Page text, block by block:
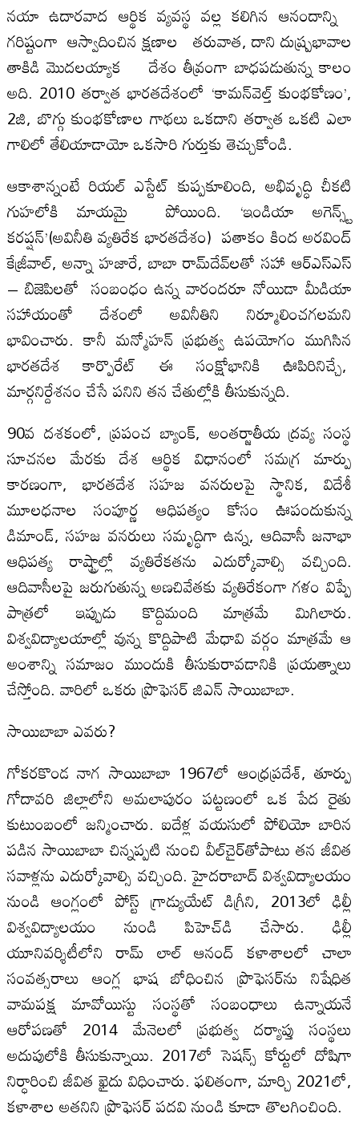
నయా ఉదారవాద ఆర్థిక వ్యవస్థ వల్ల కలిగిన ఆనందాన్ని
గరిష్టంగా ఆస్వాదించిన క్షణాల తరువాత, దాని దుష్ప్రభావాల
తాకిడి మొదలయ్యాక దేశం తీవ్రంగా బాధపడుతున్న కాలం
అది. 2010 తర్వాత భారతదేశంలో ‘కామన్‌వెల్త్ కుంభకోణం’,
2జి, బొగ్గు కుంభకోణాల గాథలు ఒకదాని తర్వాత ఒకటి ఎలా
గాలిలో తేలియాడాయో ఒకసారి గుర్తుకు తెచ్చుకోండి.
ఆకాశాన్నంటే రియల్ ఎస్టేట్ కుప్పకూలింది, అభివృద్ధి చీకటి
గుహలోకి మాయమై పోయింది. ‘ఇండియా అగెన్స్ట్
కరప్షన్’(అవినీతి వ్యతిరేక భారతదేశం) పతాకం కింద అరవింద్
కేజ్రీవాల్, అన్నా హజారే, బాబా రామ్‌దేవ్‌లతో సహా ఆర్ఎస్ఎస్
– బిజెపిలతో సంబంధం ఉన్న వారందరూ నోయిడా మీడియా
సహాయంతో దేశంలో అవినీతిని నిర్మూలించగలమని
భావించారు. కానీ మన్మోహన్ ప్రభుత్వ ఉపయోగం ముగిసిన
భారతదేశ కార్పొరేట్ ఈ సంక్షోభానికి ఊపిరినిచ్చే,
మార్గనిర్దేశనం చేసే పనిని తన చేతుల్లోకి తీసుకున్నది.
90వ దశకంలో, ప్రపంచ బ్యాంక్, అంతర్జాతీయ ద్రవ్య సంస్థ
సూచనల మేరకు దేశ ఆర్థిక విధానంలో సమగ్ర మార్పు
కారణంగా, భారతదేశ సహజ వనరులపై స్థానిక, విదేశీ
మూలధనాల సంపూర్ణ ఆధిపత్యం కోసం ఊపందుకున్న
డిమాండ్, సహజ వనరులు సమృద్ధిగా ఉన్న, ఆదివాసీ జనాభా
ఆధిపత్య రాష్ట్రాల్లో వ్యతిరేకతను ఎదుర్కోవాల్సి వచ్చింది.
ఆదివాసీలపై జరుగుతున్న అణచివేతకు వ్యతిరేకంగా గళం విప్పే
పాత్రలో ఇప్పుడు కొద్దిమంది మాత్రమే మిగిలారు.
విశ్వవిద్యాలయాల్లో వున్న కొద్దిపాటి మేధావి వర్గం మాత్రమే ఆ
అంశాన్ని సమాజం ముందుకి తీసుకురావడానికి ప్రయత్నాలు
చేస్తోంది. వారిలో ఒకరు ప్రొఫెసర్ జిఎన్ సాయిబాబా.
సాయిబాబా ఎవరు?
గోకరకొండ నాగ సాయిబాబా 1967లో ఆంధ్రప్రదేశ్‌, తూర్పు
గోదావరి జిల్లాలోని అమలాపురం పట్టణంలో ఒక పేద రైతు
కుటుంబంలో జన్మించారు. ఐదేళ్ల వయసులో పోలియో బారిన
పడిన సాయిబాబా చిన్నప్పటి నుంచి వీల్‌చైర్‌తోపాటు తన జీవిత
సవాళ్లను ఎదుర్కోవాల్సి వచ్చింది. హైదరాబాద్ విశ్వవిద్యాలయం
నుండి ఆంగ్లంలో పోస్ట్ గ్రాడ్యుయేట్ డిగ్రీని, 2013లో ఢిల్లీ
విశ్వవిద్యాలయం నుండి పిహెచ్‌డి చేసారు. ఢిల్లీ
యూనివర్శిటీలోని రామ్ లాల్ ఆనంద్ కళాశాలలో చాలా
సంవత్సరాలు ఆంగ్ల భాష బోధించిన ప్రొఫెసర్‌ను నిషేధిత
వామపక్ష మావోయిస్టు సంస్థతో సంబంధాలు ఉన్నాయనే
ఆరోపణతో 2014 మేనెలలో ప్రభుత్వ దర్యాప్తు సంస్థలు
అదుపులోకి తీసుకున్నాయి. 2017లో సెషన్స్ కోర్టులో దోషిగా
నిర్ధారించి జీవిత ఖైదు విధించారు. ఫలితంగా, మార్చి 2021లో,
కళాశాల అతనిని ప్రొఫెసర్ పదవి నుండి కూడా తొలగించింది.